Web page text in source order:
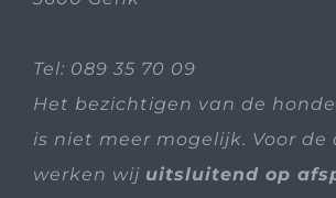
Tel: 089 35 70 09
Het bezichtigen van de
is niet meer mogelijk. Voor de
werken wij uitsluitend op